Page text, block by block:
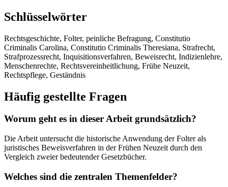
Schlüsselwörter
Rechtsgeschichte, Folter, peinliche Befragung, Constitutio
Criminalis Carolina, Constitutio Criminalis Theresiana, Strafrecht,
Strafprozessrecht, Inquisitionsverfahren, Beweisrecht, Indizienlehre,
Menschenrechte, Rechtsvereinheitlichung, Frühe Neuzeit,
Rechtspflege, Geständnis
Häufig gestellte Fragen
Worum geht es in dieser Arbeit grundsätzlich?
Die Arbeit untersucht die historische Anwendung der Folter als
juristisches Beweisverfahren in der Frühen Neuzeit durch den
Vergleich zweier bedeutender Gesetzbücher.
Welches sind die zentralen Themenfelder?